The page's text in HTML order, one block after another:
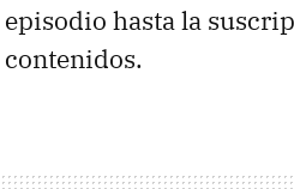
episodio hasta la
contenidos.